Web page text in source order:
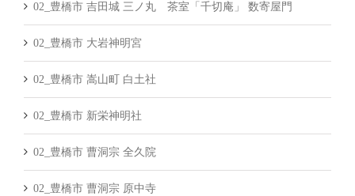
02_豊橋市 吉田城 三ノ丸 茶室「千切庵」 数寄屋門
02_豊橋市 大岩神明宮
02_豊橋市 嵩山町 白土社
02_豊橋市 新栄神明社
02_豊橋市 曹洞宗 全久院
02_豊橋市 曹洞宗 原中寺